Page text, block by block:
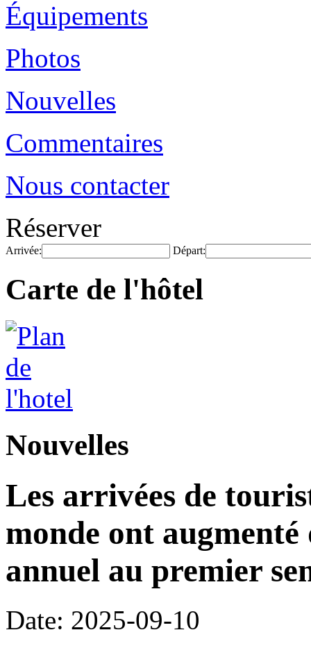
Équipements
Photos
Nouvelles
Commentaires
Nous contacter
Réserver
Arrivée: Départ:
Carte de l'hôtel
Nouvelles
Les arrivées de
monde ont
annuel au premier
Date: 2025-09-10